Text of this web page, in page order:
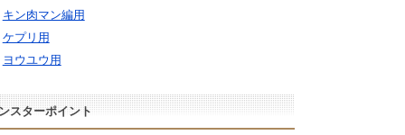
キン肉マン編用
ケプリ用
ヨウユウ用
スターポイント